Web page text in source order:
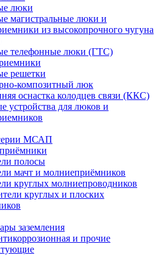
люки
магистральные люки и
из высокопрочного чугуна
телефонные люки (ГТС)
решетки
композитный люк
оснастка колодцев связи (ККС)
устройства для люков и
МСАП
полосы
мачт и молниеприёмников
круглых молниепроводников
круглых и плоских
заземления
и прочие